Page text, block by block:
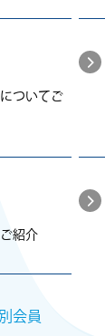
ついてご
紹介
会員